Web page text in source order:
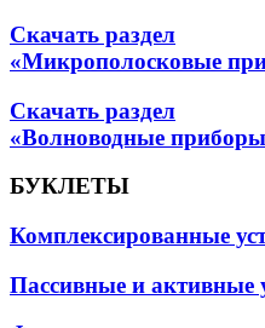
Скачать раздел
«Микрополосковые
Скачать раздел
«Волноводные
БУКЛЕТЫ
Комплексированные
Пассивные и активные